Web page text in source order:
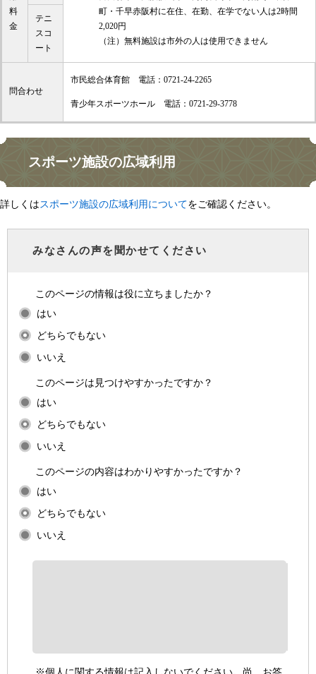
料
金
町・千早赤阪村に在住、在勤、在学でない人は2時間
2,020円
（注）無料施設は市外の人は使用できません
テニ
スコ
ート
問合わせ
市民総合体育館 電話：0721-24-2265
青少年スポーツホール 電話：0721-29-3778
スポーツ施設の広域利用
詳しくは スポーツ施設の広域利用についてをご確認ください。
みなさんの声を聞かせてください
このページの情報は役に立ちましたか？
はい
どちらでもない
いいえ
このページは見つけやすかったですか？
はい
どちらでもない
いいえ
このページの内容はわかりやすかったですか？
はい
どちらでもない
いいえ